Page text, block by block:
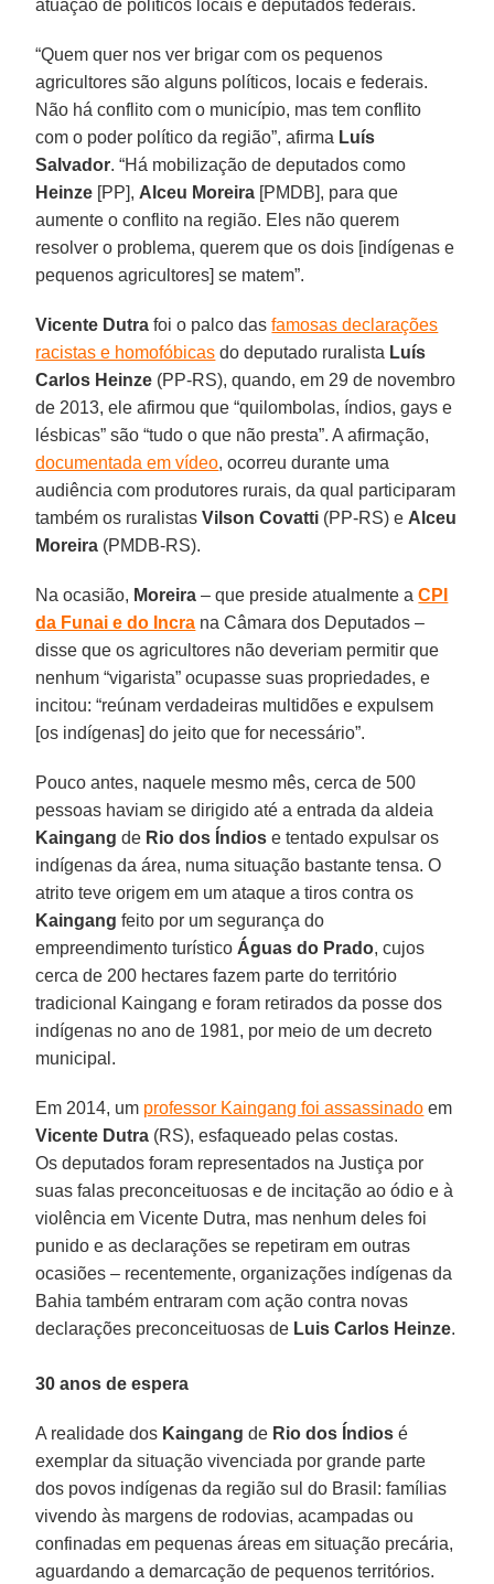
atuação de políticos locais e deputados federais.
“Quem quer nos ver brigar com os pequenos
agricultores são alguns políticos, locais e federais.
Não há conflito com o município, mas tem conflito
com o poder político da região”, afirma Luís
Salvador. “Há mobilização de deputados como
Heinze [PP], Alceu Moreira [PMDB], para que
aumente o conflito na região. Eles não querem
resolver o problema, querem que os dois [indígenas e
pequenos agricultores] se matem”.
Vicente Dutra foi o palco dasfamosas declarações
racistas e homofóbicas do deputado ruralista Luís
Carlos Heinze (PP-RS), quando, em 29 de novembro
de 2013, ele afirmou que “quilombolas, índios, gays e
lésbicas” são “tudo o que não presta”. A afirmação,
documentada em vídeo, ocorreu durante uma
audiência com produtores rurais, da qual participaram
também os ruralistasVilson Covatti (PP-RS) e Alceu
Moreira (PMDB-RS).
Na ocasião, Moreira – que preside atualmente aCPI
da Funai e do Incra na Câmara dos Deputados –
disse que os agricultores não deveriam permitir que
nenhum “vigarista” ocupasse suas propriedades, e
incitou: “reúnam verdadeiras multidões e expulsem
[os indígenas] do jeito que for necessário”.
Pouco antes, naquele mesmo mês, cerca de 500
pessoas haviam se dirigido até a entrada da aldeia
Kaingang de Rio dos Índios e tentado expulsar os
indígenas da área, numa situação bastante tensa. O
atrito teve origem em um ataque a tiros contra os
Kaingang feito por um segurança do
empreendimento turístico Águas do Prado, cujos
cerca de 200 hectares fazem parte do território
tradicional Kaingang e foram retirados da posse dos
indígenas no ano de 1981, por meio de um decreto
municipal.
Em 2014, um professor Kaingang foi assassinado em
Vicente Dutra (RS), esfaqueado pelas costas.
Os deputados foram representados na Justiça por
suas falas preconceituosas e de incitação ao ódio e à
violência em Vicente Dutra, mas nenhum deles foi
punido e as declarações se repetiram em outras
ocasiões – recentemente, organizações indígenas da
Bahia também entraram com ação contra novas
declarações preconceituosas de Luis Carlos Heinze.
30 anos de espera
A realidade dos Kaingang de Rio dos Índios é
exemplar da situação vivenciada por grande parte
dos povos indígenas da região sul do Brasil: famílias
vivendo às margens de rodovias, acampadas ou
confinadas em pequenas áreas em situação precária,
aguardando a demarcação de pequenos territórios.